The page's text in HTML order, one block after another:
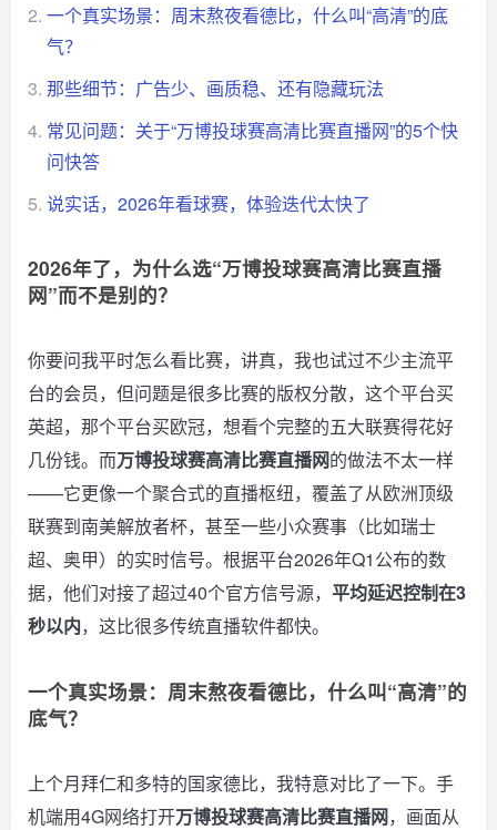
2. 一个真实场景：周末熬夜看德比，什么叫“高清”的底
气？
3. 那些细节：广告少、画质稳、还有隐藏玩法
4. 常见问题：关于“万博投球赛高清比赛直播网”的5个快
问快答
5. 说实话，2026年看球赛，体验迭代太快了
2026年了，为什么选“万博投球赛高清比赛直播
网”而不是别的？
你要问我平时怎么看比赛，讲真，我也试过不少主流平
台的会员，但问题是很多比赛的版权分散，这个平台买
英超，那个平台买欧冠，想看个完整的五大联赛得花好
几份钱。而万博投球赛高清比赛直播网的做法不太一样
——它更像一个聚合式的直播枢纽，覆盖了从欧洲顶级
联赛到南美解放者杯，甚至一些小众赛事（比如瑞士
超、奥甲）的实时信号。根据平台2026年Q1公布的数
据，他们对接了超过40个官方信号源， 平均延迟控制在3
秒以内，这比很多传统直播软件都快。
一个真实场景：周末熬夜看德比，什么叫“高清”的
底气？
上个月拜仁和多特的国家德比，我特意对比了一下。手
机端用4G网络打开万博投球赛高清比赛直播网，画面从